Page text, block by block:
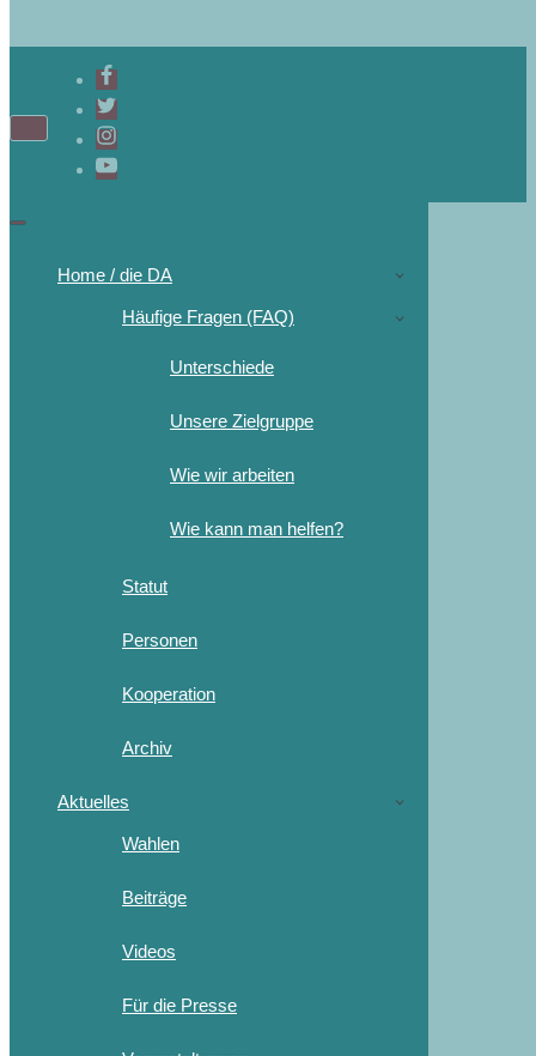
Home / die DA
Häufige Fragen (FAQ)
Unterschiede
Unsere Zielgruppe
Wie wir arbeiten
Wie kann man helfen?
Statut
Personen
Kooperation
Archiv
Aktuelles
Wahlen
Beiträge
Videos
Für die Presse